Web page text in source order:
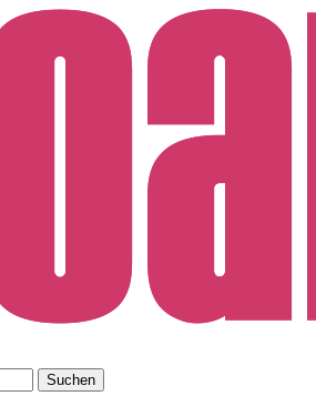
Suchen